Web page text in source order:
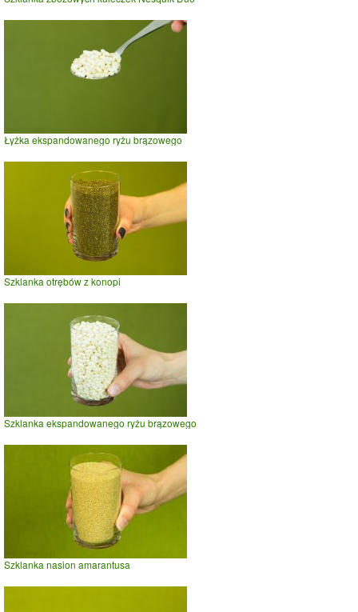
Łyżka ekspandowanego ryżu brązowego
Szklanka otrębów z konopi
Szklanka ekspandowanego ryżu brązowego
Szklanka nasion amarantusa